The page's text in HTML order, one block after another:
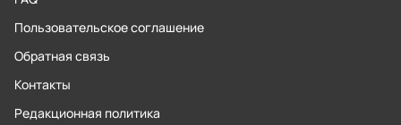
Пользовательское соглашение
Обратная связь
Контакты
Редакционная политика